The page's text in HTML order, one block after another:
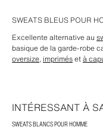
SWEATS BLEUS POUR
Excellente alternative au
basique de la garde-robe
oversize, imprimésetà
INTÉRESSANT À
SWEATS BLANCS POUR HOMME